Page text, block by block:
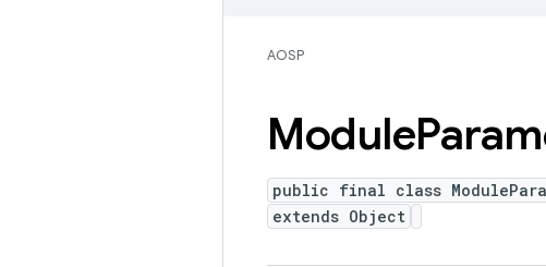
AOSP
Module
public final class
extends Object